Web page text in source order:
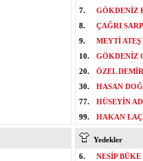
7.
GÖKDENİZ
8.
ÇAĞRI
9.
MEYTİ ATEŞ
10.
GÖKDENİZ
20.
ÖZEL
30.
HASAN
77.
HÜSEYİN
99.
HAKAN
Yedekler
6.
NESİP BÜKE